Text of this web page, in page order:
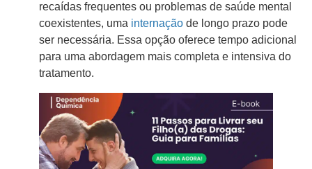
recaídas frequentes ou problemas de saúde mental
coexistentes, uma internação de longo prazo pode
ser necessária. Essa opção oferece tempo adicional
para uma abordagem mais completa e intensiva do
tratamento.